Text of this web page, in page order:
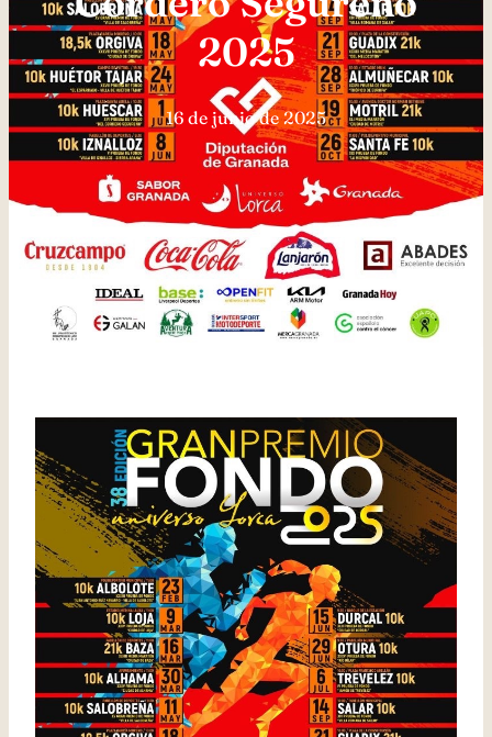
2025
16 de junio de 2025